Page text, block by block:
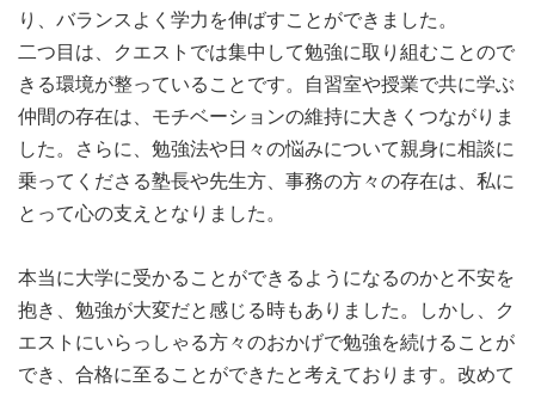
り、バランスよく学力を伸ばすことができました。
二つ目は、クエストでは集中して勉強に取り組むことので
きる環境が整っていることです。自習室や授業で共に学ぶ
仲間の存在は、モチベーションの維持に大きくつながりま
した。さらに、勉強法や日々の悩みについて親身に相談に
乗ってくださる塾長や先生方、事務の方々の存在は、私に
とって心の支えとなりました。
本当に大学に受かることができるようになるのかと不安を
抱き、勉強が大変だと感じる時もありました。しかし、ク
エストにいらっしゃる方々のおかげで勉強を続けることが
でき、合格に至ることができたと考えております。改めて